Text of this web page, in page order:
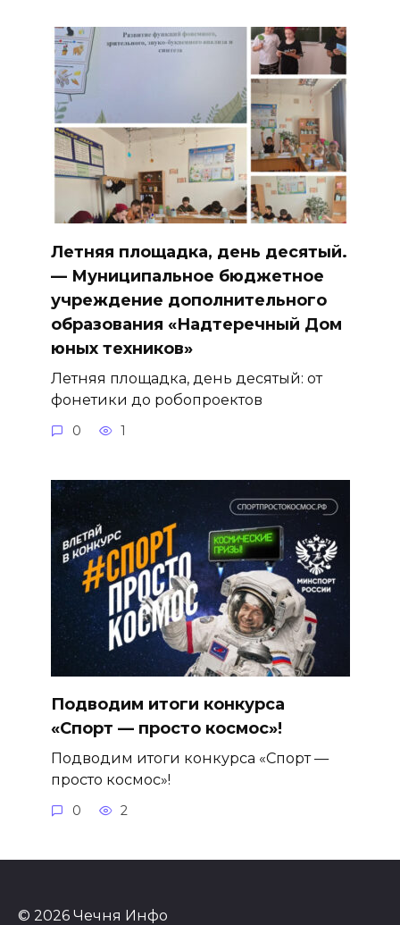
Летняя площадка, день десятый.
— Муниципальное бюджетное
учреждение дополнительного
образования «Надтеречный Дом
юных техников»
Летняя площадка, день десятый: от
фонетики до робопроектов
0 1
Подводим итоги конкурса
«Спорт — просто космос»!
Подводим итоги конкурса «Спорт —
просто космос»!
0 2
© 2026 Чечня Инфо